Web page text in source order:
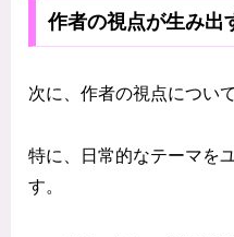
作者の視点が生み出
次に、作者の視点について
特に、日常的なテーマを
す。